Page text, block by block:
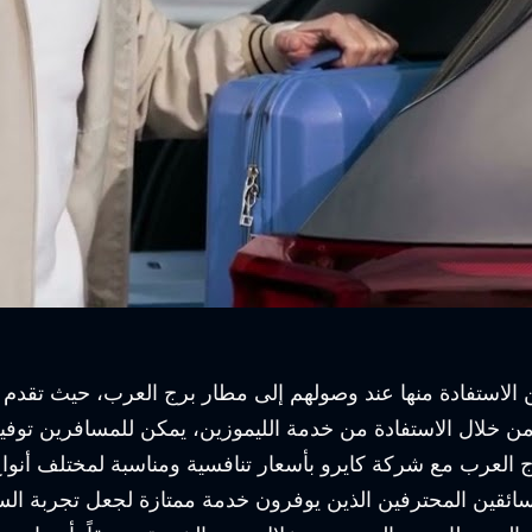
الاستفادة منها عند وصولهم إلى مطار برج العرب، حيث
خلال الاستفادة من خدمة الليموزين، يمكن للمسافرين
مع شركة كايرو بأسعار تنافسية ومناسبة لمختلف
المحترفين الذين يوفرون خدمة ممتازة لجعل تجربة